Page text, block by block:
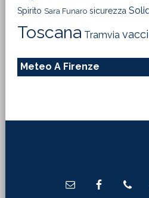
Spirito Sara Funaro sicurezza
Toscana Tramvia
Meteo A Firenze